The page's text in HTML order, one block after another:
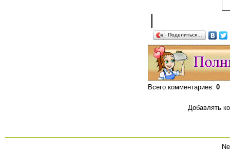
|
Поделиться…
Всего комментариев: 0
Добавлять